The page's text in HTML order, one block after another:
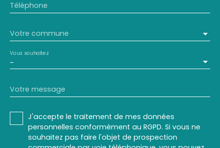
Téléphone
Votre commune
-
Vous souhaitez
Votre message
J'accepte le traitement de mes données
personnelles conformément au RGPD. Si vous ne
souhaitez pas faire l'objet de prospection